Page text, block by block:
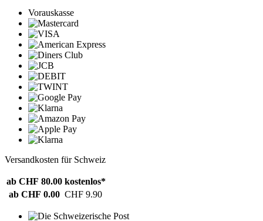
Vorauskasse
Versandkosten für Schweiz
ab CHF 80.00 kostenlos*
ab CHF 0.00 CHF 9.90